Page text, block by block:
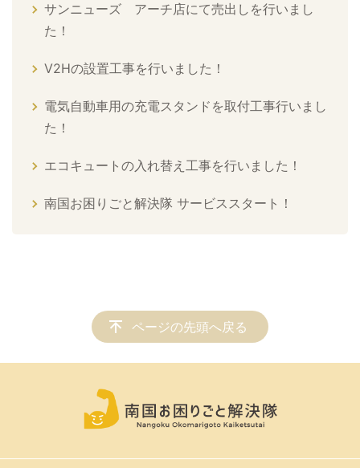
サンニューズ アーチ店にて売出しを行いまし
た！
V2Hの設置工事を行いました！
電気自動車用の充電スタンドを取付工事行いまし
た！
エコキュートの入れ替え工事を行いました！
南国お困りごと解決隊 サービススタート！
ページの先頭へ戻る